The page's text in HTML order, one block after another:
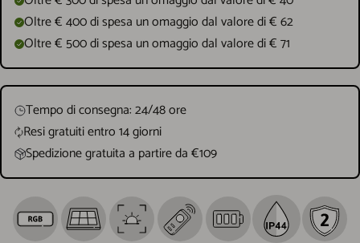
Oltre € 400 di spesa un omaggio dal valore di € 62
Oltre € 500 di spesa un omaggio dal valore di € 71
Tempo di consegna: 24/48 ore
Resi gratuiti entro 14 giorni
Spedizione gratuita a partire da €109